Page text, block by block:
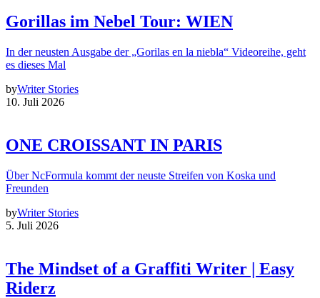
Gorillas im Nebel Tour: WIEN
In der neusten Ausgabe der „Gorilas en la niebla“ Videoreihe, geht
es dieses Mal
byWriter Stories
10. Juli 2026
ONE CROISSANT IN PARIS
Über NcFormula kommt der neuste Streifen von Koska und
Freunden
byWriter Stories
5. Juli 2026
The Mindset of a Graffiti Writer | Easy
Riderz